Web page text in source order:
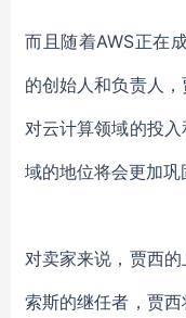
而且随着AWS正在
的创始人和负责人
对云计算领域的投
域的地位将会更加巩
对卖家来说，贾西的
索斯的继任者，贾